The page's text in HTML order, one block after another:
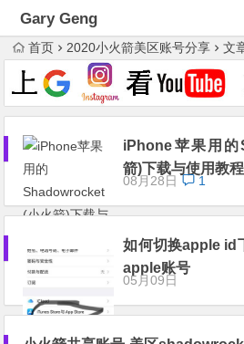
Gary Geng
首页 2020小火箭美区账号分享 文
iPhone苹果用的
箭)下载与使用教程
08月28日 1
如何切换apple id
apple账号
05月09日